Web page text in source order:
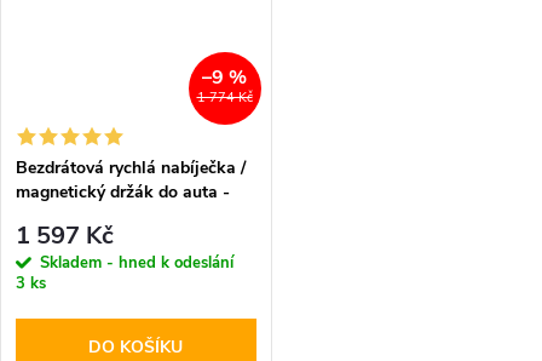
1 774 Kč
–9 %
Bezdrátová rychlá nabíječka /
magnetický držák do auta -
1 597 Kč
Skladem - hned k odeslání
3 ks
DO KOŠÍKU